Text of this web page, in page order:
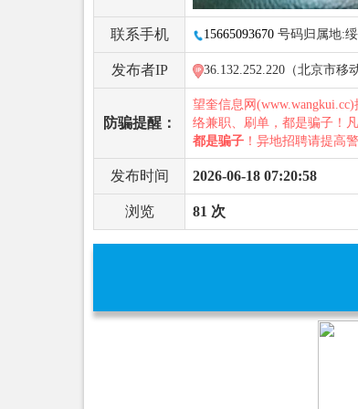
联系手机 15665093670 号码归属地:
发布者IP 36.132.252.220（北京市移动
防骗提醒：
望奎信息网(www.wangkui.cc)
络兼职、刷单，都是骗子！
都是骗子 ！异地招聘请提高
发布时间 2026-06-18 07:20:58
浏览 81 次